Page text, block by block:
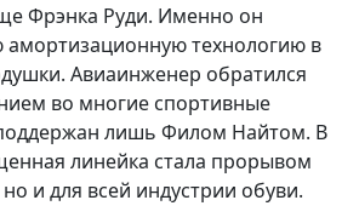
Фрэнка Руди. Именно он
амортизационную технологию в
Авиаинженер обратился
во многие спортивные
лишь Филом Найтом. В
линейка стала прорывом
и для всей индустрии обуви.